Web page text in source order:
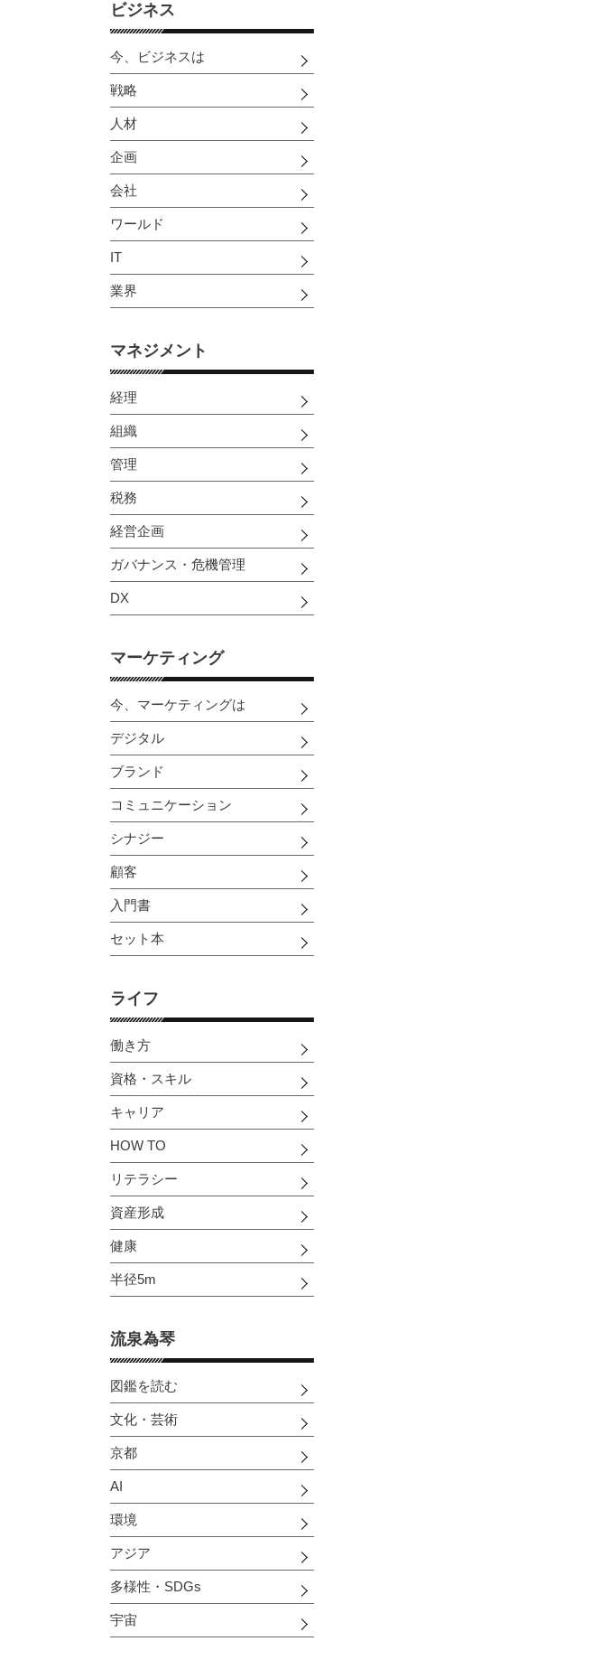
ビジネス
今、ビジネスは
戦略
人材
企画
会社
ワールド
IT
業界
マネジメント
経理
組織
管理
税務
経営企画
ガバナンス・危機管理
DX
マーケティング
今、マーケティングは
デジタル
ブランド
コミュニケーション
シナジー
顧客
入門書
セット本
ライフ
働き方
資格・スキル
キャリア
HOW TO
リテラシー
資産形成
健康
半径5m
流泉為琴
図鑑を読む
文化・芸術
京都
AI
環境
アジア
多様性・SDGs
宇宙